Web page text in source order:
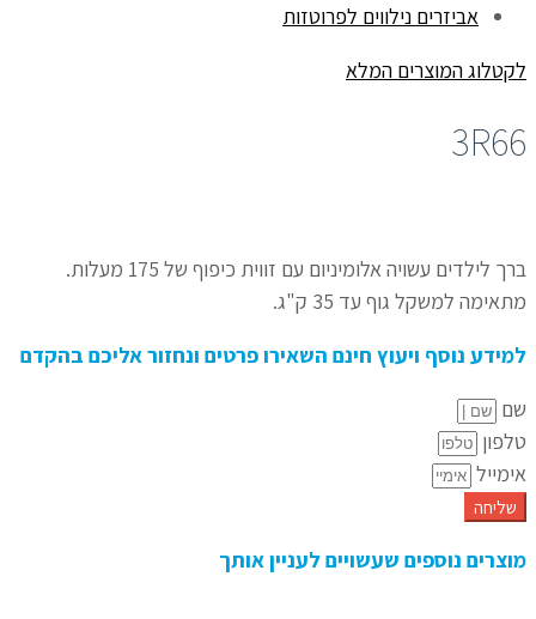
אביזרים נילווים לפרוטזות
לקטלוג המוצרים המלא
3R66
ברך לילדים עשויה אלומיניום עם זווית כיפוף של 175 מעלות.
מתאימה למשקל גוף עד 35 ק"ג.
למידע נוסף ויעוץ חינם השאירו פרטים ונחזור אליכם בהקדם
שם
טלפון
אימייל
שליחה
מוצרים נוספים שעשויים לעניין אותך